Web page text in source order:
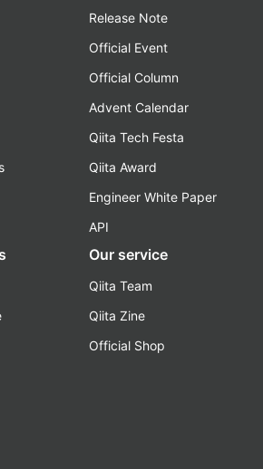
Release Note
Official Event
Official Column
Advent Calendar
Qiita Tech Festa
Qiita Award
Engineer White Paper
API
Our service
Qiita Team
Qiita Zine
Official Shop